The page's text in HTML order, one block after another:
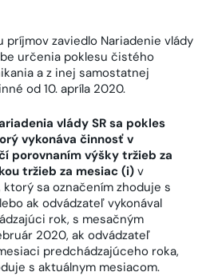
príjmov zaviedlo Nariadenie vlády
určenia poklesu čistého
a z inej samostatnej
od 10. apríla 2020.
vlády SR sa pokles
vykonáva činnosť v
porovnaním výšky tržieb za
tržieb za mesiac (i) v
sa označením zhoduje s
ak odvádzateľ vykonával
rok, s mesačným
2020, ak odvádzateľ
predchádzajúceho roka,
s aktuálnym mesiacom.